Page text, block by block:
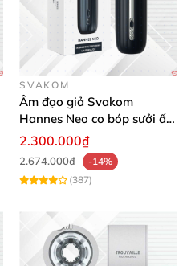
SVAKOM
Âm đạo giả Svakom
Hannes Neo co bóp sưởi ấm
điều khiển app tiện lợi kích
thích mạnh mẽ
2.300.000₫
2.674.000₫
-14%
(387)